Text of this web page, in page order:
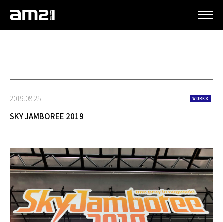
2019.08.25 WORKS
SKY JAMBOREE 2019